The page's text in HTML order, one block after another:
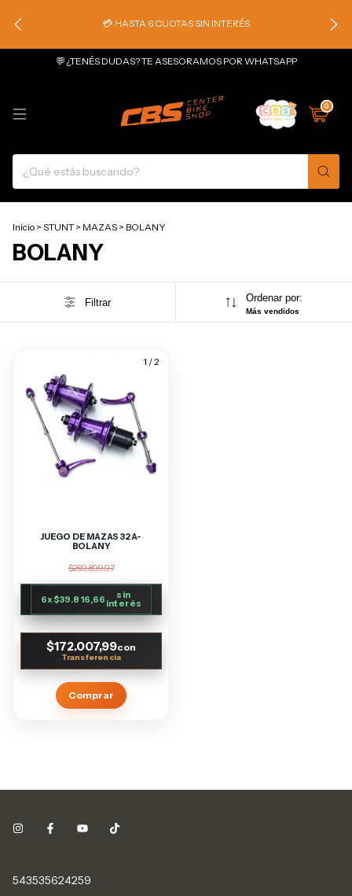
💳 HASTA 6 CUOTAS SIN INTERÉS
💬 ¿TENÉS DUDAS? TE ASESORAMOS POR WHATSAPP
0
Inicio > STUNT > MAZAS > BOLANY
BOLANY
Filtrar Ordenar por:
Más vendidos
1 /2
JUEGO DE MAZAS 32 A-
BOLANY
$269.899,97
6x$39.816,66 sin
interés
$172.007,99con
Comprar
543535624259